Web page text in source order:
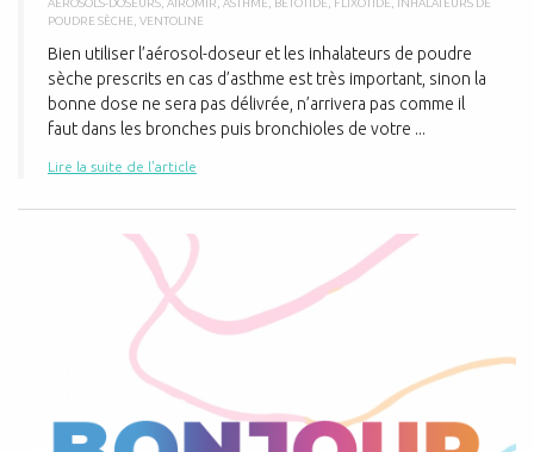
AÉROSOLS-DOSEURS AIROMIR ASTHME BÉTOTIDE FLIXOTIDE
INHALATEURS DE
POUDRE SÈCHE VENTOLINE
Bien utiliser l’aérosol-doseur et les inhalateurs de poudre
sèche prescrits en cas d’asthme est très important, sinon la
bonne dose ne sera pas délivrée, n’arrivera pas comme il
faut dans les bronches puis bronchioles de votre ...
Lire la suite de l'article